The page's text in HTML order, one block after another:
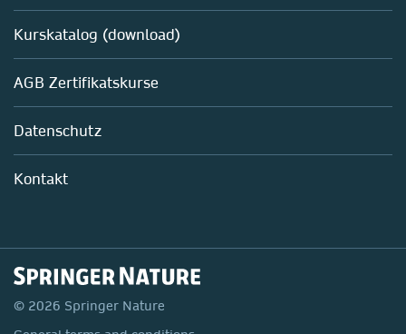
Fernstudium B. Sc. Chemie
Fernstudium M. Sc. Biotechnologie
AZAV-geförderte Weiterbildungskurse
Biotechnologie
Chemie
Mitarbeiterführung im Labor
Kurskatalog (download)
AGB Zertifikatskurse
Datenschutz
Kontakt
© 2026 Springer Nature